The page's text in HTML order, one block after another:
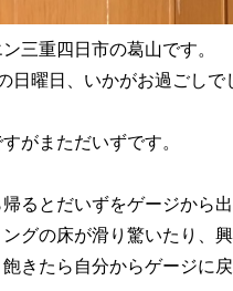
三重四日市の葛山です。
日曜日、いかがお過ごしで
がまただいずです。
るとだいずをゲージから出
グの床が滑り驚いたり、
きたら自分からゲージに